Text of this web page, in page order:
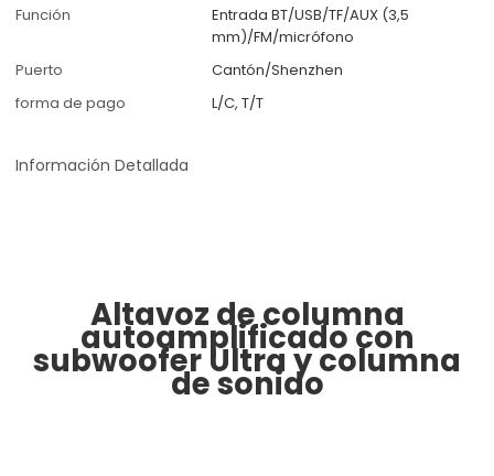
Función
Entrada BT/USB/TF/AUX (3,5
mm)/FM/micrófono
Puerto
Cantón/Shenzhen
forma de pago
L/C, T/T
Información Detallada
Altavoz de columna
autoamplificado con
subwoofer Ultra y columna
de sonido